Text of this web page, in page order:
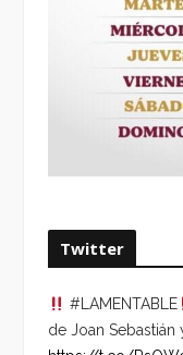
Twitter
#LAMENTABLE
de Joan Sebastián